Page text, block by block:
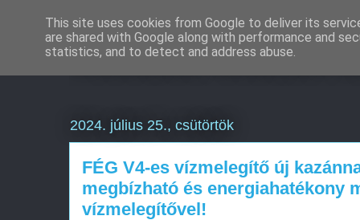
Weboldal készítés
2024. július 25., csütörtök
FÉG V4-es vízmelegítő új
megbízható és energiahatékony
vízmelegítővel!
This site uses cookies from Google to deliver its
are shared with Google along with performance and
statistics, and to detect and address abuse.